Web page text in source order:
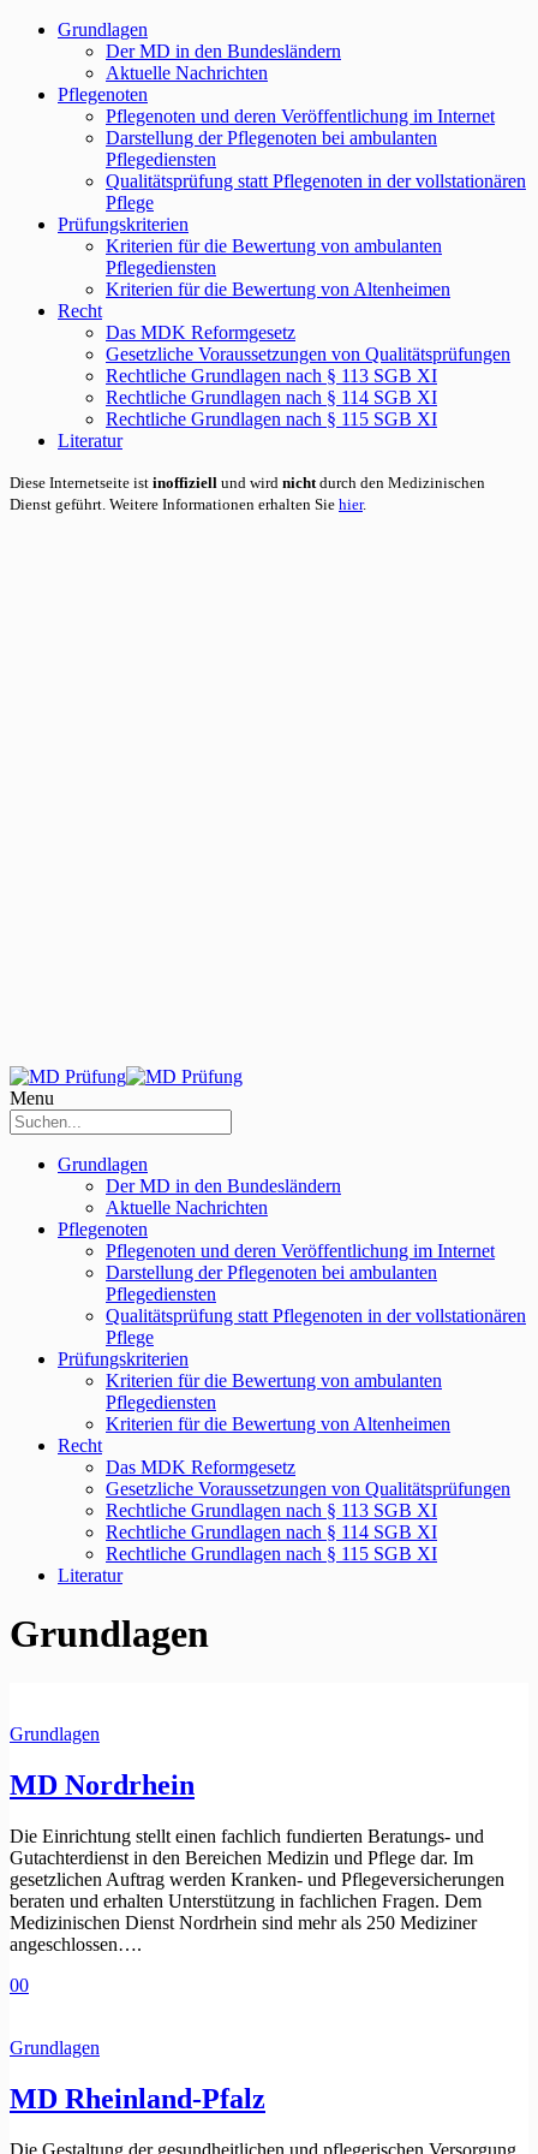
Grundlagen
Der MD in den Bundesländern
Aktuelle Nachrichten
Pflegenoten
Pflegenoten und deren Veröffentlichung im Internet
Darstellung der Pflegenoten bei ambulanten
Pflegediensten
Qualitätsprüfung statt Pflegenoten in der vollstationären
Pflege
Prüfungskriterien
Kriterien für die Bewertung von ambulanten
Pflegediensten
Kriterien für die Bewertung von Altenheimen
Recht
Das MDK Reformgesetz
Gesetzliche Voraussetzungen von Qualitätsprüfungen
Rechtliche Grundlagen nach § 113 SGB XI
Rechtliche Grundlagen nach § 114 SGB XI
Rechtliche Grundlagen nach § 115 SGB XI
Literatur
Diese Internetseite ist inoffiziell und wird nichtdurch den Medizinischen
Dienst geführt. Weitere Informationen erhalten Sie hier.
Menu
Grundlagen
Der MD in den Bundesländern
Aktuelle Nachrichten
Pflegenoten
Pflegenoten und deren Veröffentlichung im Internet
Darstellung der Pflegenoten bei ambulanten
Pflegediensten
Qualitätsprüfung statt Pflegenoten in der vollstationären
Pflege
Prüfungskriterien
Kriterien für die Bewertung von ambulanten
Pflegediensten
Kriterien für die Bewertung von Altenheimen
Recht
Das MDK Reformgesetz
Gesetzliche Voraussetzungen von Qualitätsprüfungen
Rechtliche Grundlagen nach § 113 SGB XI
Rechtliche Grundlagen nach § 114 SGB XI
Rechtliche Grundlagen nach § 115 SGB XI
Literatur
Grundlagen
Grundlagen
MD Nordrhein
Die Einrichtung stellt einen fachlich fundierten Beratungs- und
Gutachterdienst in den Bereichen Medizin und Pflege dar. Im
gesetzlichen Auftrag werden Kranken- und Pflegeversicherungen
beraten und erhalten Unterstützung in fachlichen Fragen. Dem
Medizinischen Dienst Nordrhein sind mehr als 250 Mediziner
angeschlossen….
00
Grundlagen
MD Rheinland-Pfalz
Die Gestaltung der gesundheitlichen und pflegerischen Versorgung